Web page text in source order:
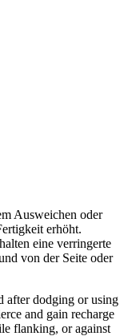
Ausweichen oder
erhöht.
eine verringerte
von der Seite oder
after dodging or using
and gain recharge
flanking, or against